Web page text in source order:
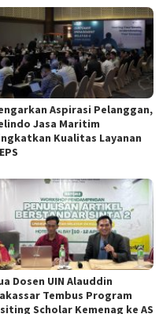
Aspirasi Pelanggan,
Jasa Maritim
Kualitas Layanan
Dosen UIN Alauddin
Tembus Program
Scholar Kemenag ke AS